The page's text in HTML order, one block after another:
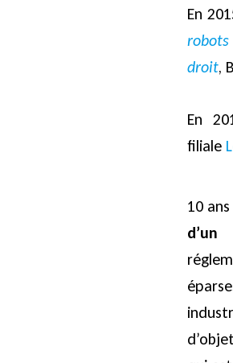
En
robots
droit,
En
filiale
10
d’un